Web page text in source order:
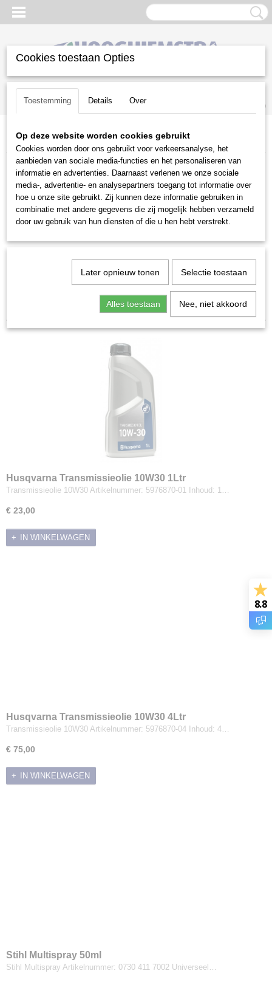
Inloggen Registreren
(0)
Home >Diversen>Smeermiddelen en Reinigers
Diversen
Aggregaten
Brandstoffen
Handschoenen
Speelgoed en Merchandise
Transportmiddelen
Trilplaten & Stampers
Sorteer op:
Husqvarna Transmissieolie 10W30 1Ltr
Transmissieolie 10W30 Artikelnummer: 5976870-01 Inhoud: 1…
€ 23,00
IN WINKELWAGEN
Husqvarna Transmissieolie 10W30 4Ltr
Transmissieolie 10W30 Artikelnummer: 5976870-04 Inhoud: 4…
€ 75,00
IN WINKELWAGEN
Stihl Multispray 50ml
Stihl Multispray Artikelnummer: 0730 411 7002 Universeel…
8.8
Cookies toestaan Opties
Toestemming Details Over
Op deze website worden cookies gebruikt
Cookies worden door ons gebruikt voor verkeersanalyse, het
aanbieden van sociale media-functies en het personaliseren van
informatie en advertenties. Daarnaast verlenen we onze sociale
media-, advertentie- en analysepartners toegang tot informatie over
hoe u onze site gebruikt. Zij kunnen deze informatie gebruiken in
combinatie met andere gegevens die zij mogelijk hebben verzameld
door uw gebruik van hun diensten of die u hen hebt verstrekt.
Later opnieuw tonen Selectie toestaan
Alles toestaan Nee, niet akkoord